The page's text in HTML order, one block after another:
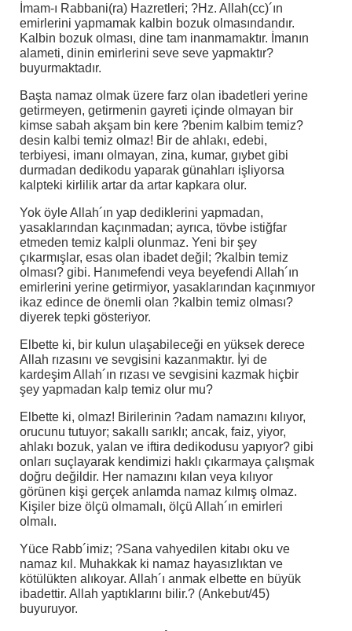
İmam-ı Rabbani(ra) Hazretleri; ?Hz. Allah(cc)´ın
emirlerini yapmamak kalbin bozuk olmasındandır.
Kalbin bozuk olması, dine tam inanmamaktır. İmanın
alameti, dinin emirlerini seve seve yapmaktır?
buyurmaktadır.
Başta namaz olmak üzere farz olan ibadetleri yerine
getirmeyen, getirmenin gayreti içinde olmayan bir
kimse sabah akşam bin kere ?benim kalbim temiz?
desin kalbi temiz olmaz! Bir de ahlakı, edebi,
terbiyesi, imanı olmayan, zina, kumar, gıybet gibi
durmadan dedikodu yaparak günahları işliyorsa
kalpteki kirlilik artar da artar kapkara olur.
Yok öyle Allah´ın yap dediklerini yapmadan,
yasaklarından kaçınmadan; ayrıca, tövbe istiğfar
etmeden temiz kalpli olunmaz. Yeni bir şey
çıkarmışlar, esas olan ibadet değil; ?kalbin temiz
olması? gibi. Hanımefendi veya beyefendi Allah´ın
emirlerini yerine getirmiyor, yasaklarından kaçınmıyor
ikaz edince de önemli olan ?kalbin temiz olması?
diyerek tepki gösteriyor.
Elbette ki, bir kulun ulaşabileceği en yüksek derece
Allah rızasını ve sevgisini kazanmaktır. İyi de
kardeşim Allah´ın rızası ve sevgisini kazmak hiçbir
şey yapmadan kalp temiz olur mu?
Elbette ki, olmaz! Birilerinin ?adam namazını kılıyor,
orucunu tutuyor; sakallı sarıklı; ancak, faiz, yiyor,
ahlakı bozuk, yalan ve iftira dedikodusu yapıyor? gibi
onları suçlayarak kendimizi haklı çıkarmaya çalışmak
doğru değildir. Her namazını kılan veya kılıyor
görünen kişi gerçek anlamda namaz kılmış olmaz.
Kişiler bize ölçü olmamalı, ölçü Allah´ın emirleri
olmalı.
Yüce Rabb´imiz; ?Sana vahyedilen kitabı oku ve
namaz kıl. Muhakkak ki namaz hayasızlıktan ve
kötülükten alıkoyar. Allah´ı anmak elbette en büyük
ibadettir. Allah yaptıklarını bilir.? (Ankebut/45)
buyuruyor.